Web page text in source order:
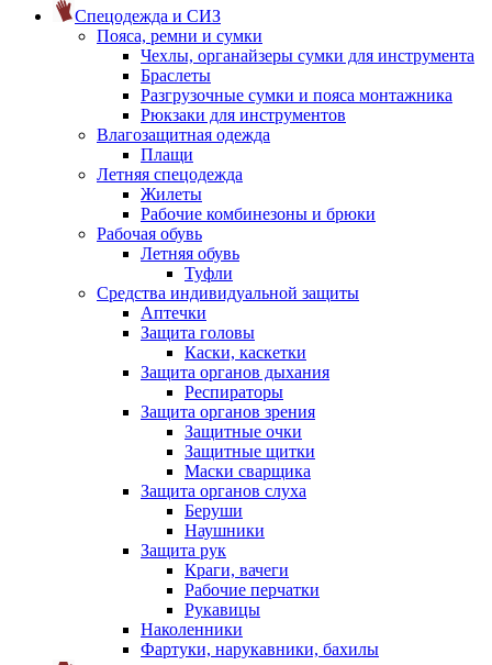
Спецодежда и СИЗ
Пояса, ремни и сумки
Чехлы, органайзеры сумки для инструмента
Браслеты
Разгрузочные сумки и пояса монтажника
Рюкзаки для инструментов
Влагозащитная одежда
Плащи
Летняя спецодежда
Жилеты
Рабочие комбинезоны и брюки
Рабочая обувь
Летняя обувь
Туфли
Средства индивидуальной защиты
Аптечки
Защита головы
Каски, каскетки
Защита органов дыхания
Респираторы
Защита органов зрения
Защитные очки
Защитные щитки
Маски сварщика
Защита органов слуха
Беруши
Наушники
Защита рук
Краги, вачеги
Рабочие перчатки
Рукавицы
Наколенники
Фартуки, нарукавники, бахилы